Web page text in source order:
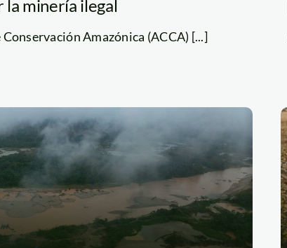
la minería ilegal
Amazónica (ACCA) [...]